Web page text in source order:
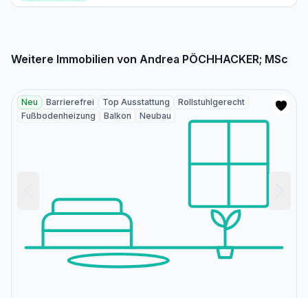
Weitere Immobilien von Andrea PÖCHHACKER; MSc
Neu Barrierefrei Top Ausstattung
Rollstuhlgerecht
Fußbodenheizung
Balkon Neubau